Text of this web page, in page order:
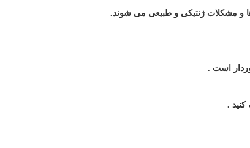
و مشکلات ژنتیکی و طبیعی می شوند.
است .
کنید .